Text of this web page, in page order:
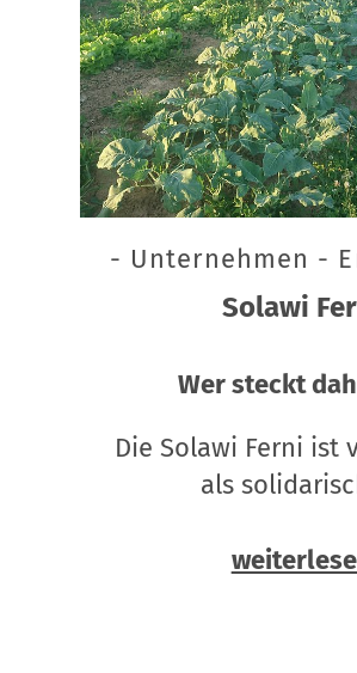
- Unternehmen -
Solawi
Wer steckt
Die Solawi Ferni ist
als